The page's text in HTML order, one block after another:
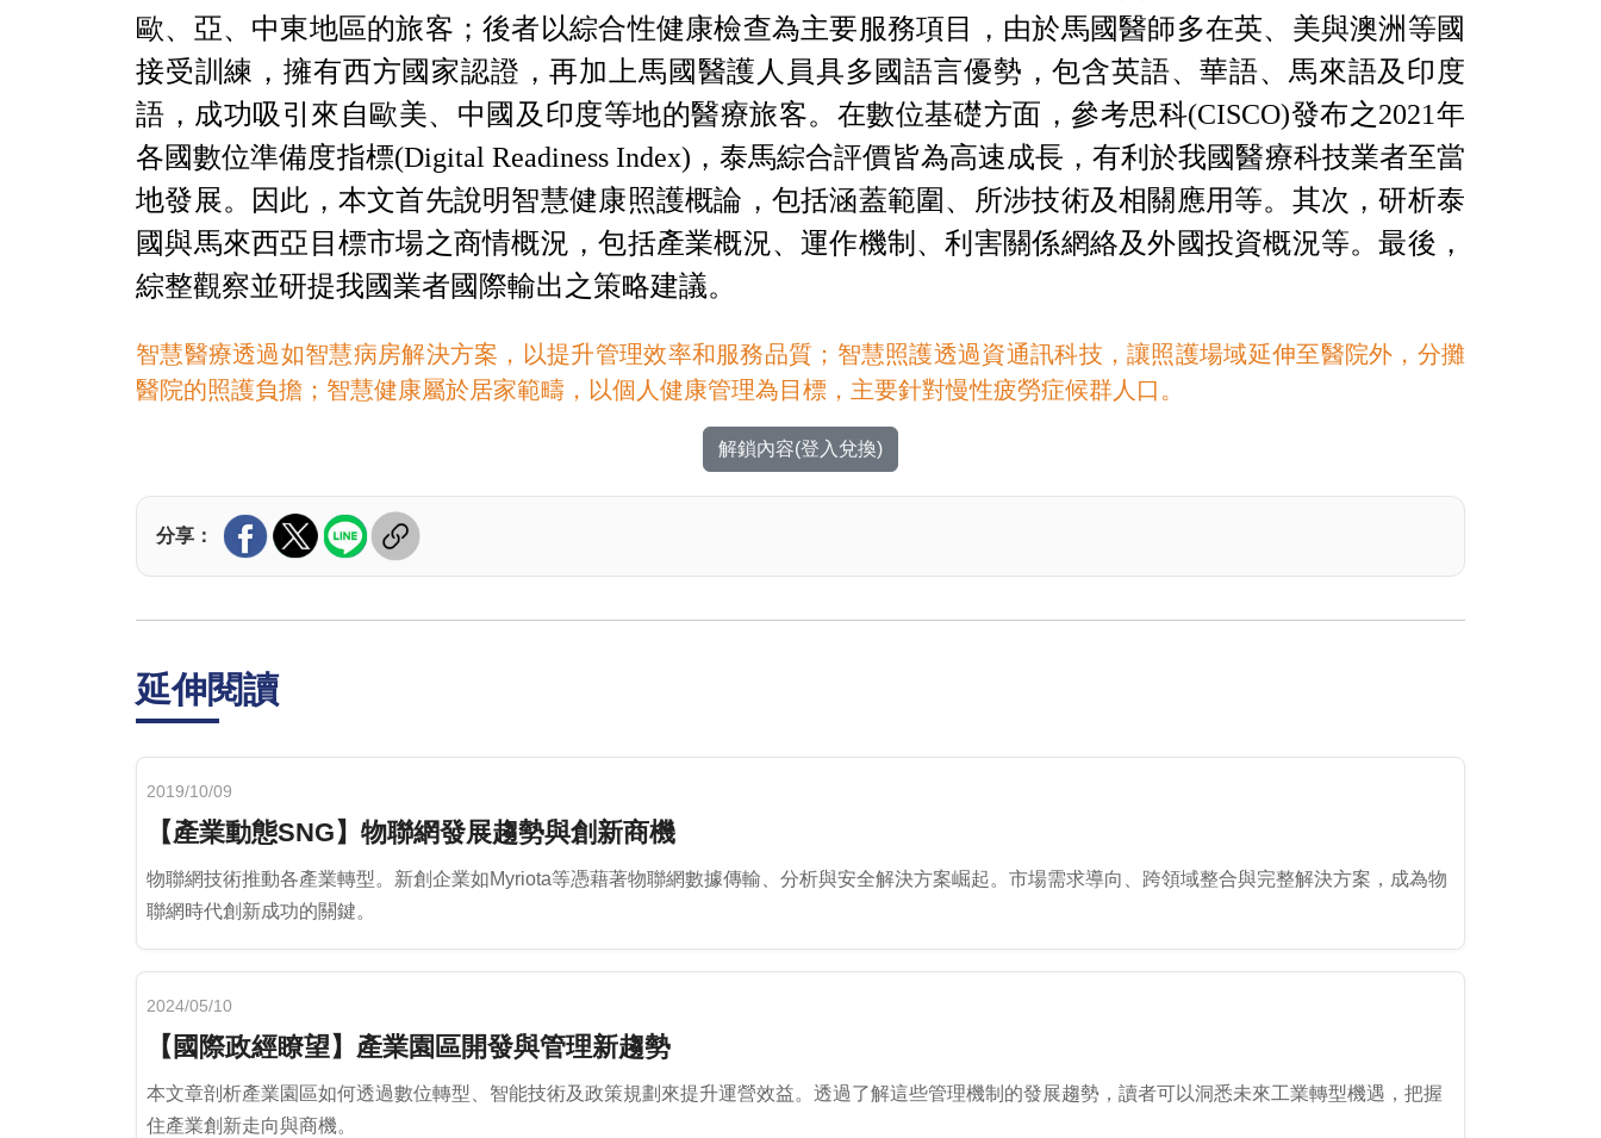
歐、亞、中東地區的旅客；後者以綜合性健康檢查為主要服務項目，由於馬國醫師多在英、美與澳洲等國
接受訓練，擁有西方國家認證，再加上馬國醫護人員具多國語言優勢，包含英語、華語、馬來語及印度
語，成功吸引來自歐美、中國及印度等地的醫療旅客。在數位基礎方面，參考思科(CISCO)發布之2021年
各國數位準備度指標(Digital Readiness Index) ，泰馬綜合評價皆為高速成長，有利於我國醫療科技業者至當
地發展。因此，本文首先說明智慧健康照護概論，包括涵蓋範圍、所涉技術及相關應用等。其次，研析泰
國與馬來西亞目標市場之商情概況，包括產業概況、運作機制、利害關係網絡及外國投資概況等。最後，
綜整觀察並研提我國業者國際輸出之策略建議。
智慧醫療透過如智慧病房解決方案，以提升管理效率和服務品質；智慧照護透過資通訊科技，讓照護場域延伸至醫院外，分攤
醫院的照護負擔；智慧健康屬於居家範疇，以個人健康管理為目標，主要針對慢性疲勞症候群人口。
解鎖內容(登入兌換)
分享：
延伸閱讀
2019/10/09
【產業動態SNG】物聯網發展趨勢與創新商機
物聯網技術推動各產業轉型。新創企業如Myriota等憑藉著物聯網數據傳輸、分析與安全解決方案崛起。市場需求導向、跨領域整合與完整解決方案，成為物
聯網時代創新成功的關鍵。
2024/05/10
【國際政經瞭望】產業園區開發與管理新趨勢
本文章剖析產業園區如何透過數位轉型、智能技術及政策規劃來提升運營效益。透過了解這些管理機制的發展趨勢，讀者可以洞悉未來工業轉型機遇，把握
住產業創新走向與商機。